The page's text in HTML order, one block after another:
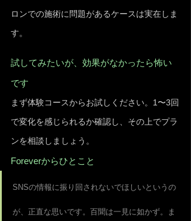
ロンでの施術に問題があるケースは実在しま
す。
試してみたいが、効果がなかったら怖い
です
まず体験コースからお試しください。1〜3回
で変化を感じられるか確認し、その上でプラ
ンを相談しましょう。
Foreverからひとこと
SNSの情報に振り回されないでほしいというの
が、正直な思いです。百聞は一見に如かず。ま